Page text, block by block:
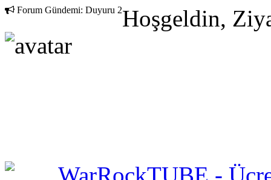
Forum Gündemi: Duyuru 2Hoşgeldin,